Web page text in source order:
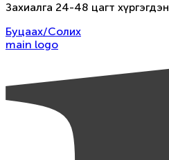
Захиалга 24-48 цагт
Буцаах/Солих
main logo